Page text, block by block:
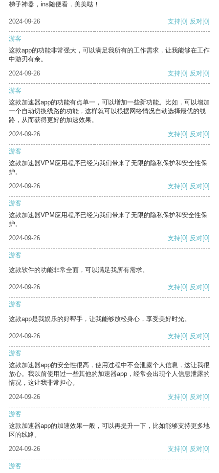
梯子神器，ins随便看，美美哒！
2024-09-26 支持[0] 反对[0]
游客
这款app的功能非常强大，可以满足我所有的工作需求，让我能够在工作
中游刃有余。
2024-09-26
支持[0] 反对[0]
游客
这款加速器app的功能有点单一，可以增加一些新功能。比如，可以增加
一个自动切换线路的功能，这样就可以根据网络情况自动选择最优的线
路，从而获得更好的加速效果。
2024-09-26
支持[0] 反对[0]
游客
这款加速器VPM应用程序已经为我们带来了无限的隐私保护和安全性保
护。
2024-09-26
支持[0] 反对[0]
游客
这款加速器VPM应用程序已经为我们带来了无限的隐私保护和安全性保
护。
2024-09-26
支持[0] 反对[0]
游客
这款软件的功能非常全面，可以满足我所有需求。
2024-09-26 支持[0] 反对[0]
游客
这款app是我娱乐的好帮手，让我能够放松身心，享受美好时光。
2024-09-26 支持[0] 反对[0]
游客
这款加速器app的安全性很高，使用过程中不会泄露个人信息，这让我很
放心。我以前使用过一些其他的加速器app，经常会出现个人信息泄露的
情况，这让我非常担心。
2024-09-26
支持[0] 反对[0]
游客
这款加速器app的加速效果一般，可以再提升一下，比如能够支持更多地
区的线路。
2024-09-26
支持[0] 反对[0]
游客